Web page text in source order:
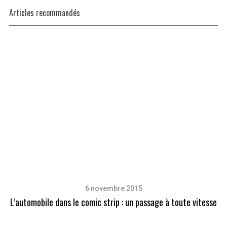
Articles recommandés
6 novembre 2015
L’automobile dans le comic strip : un passage à toute vitesse